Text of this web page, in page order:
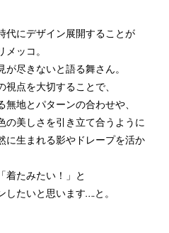
代にデザイン展開することが
ッコ。
が尽きないと語る舞さん。
点を大切することで、
地とパターンの合わせや、
の美しさを引き立て合うように
に生まれる影やドレープを活か
着たみたい！」と
たいと思います….と。